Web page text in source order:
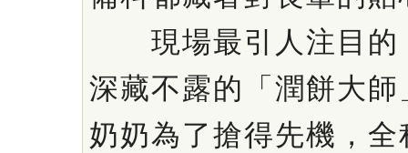
現場最引人注目的
深藏不露的「潤餅大
奶奶為了搶得先機，